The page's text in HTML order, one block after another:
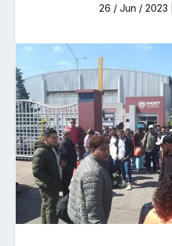
26 / Jun / 2023